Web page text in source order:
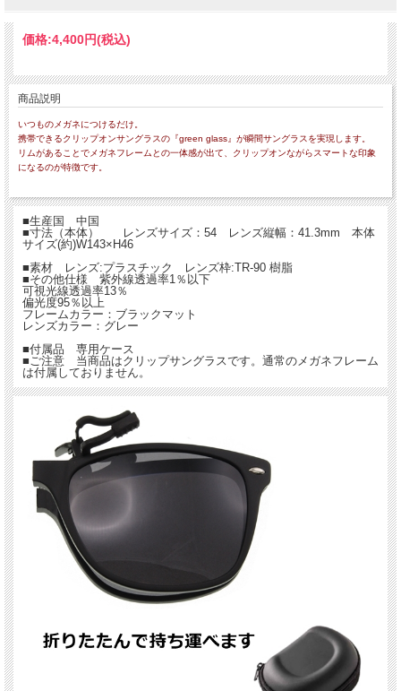
価格:4,400円(税込)
商品説明
いつものメガネにつけるだけ。
携帯できるクリップオンサングラスの『green glass』が瞬間サングラスを実現します。
リムがあることでメガネフレームとの一体感が出て、クリップオンながらスマートな印象
になるのが特徴です。
■生産国 中国
■寸法（本体） レンズサイズ：54 レンズ縦幅：41.3mm 本体
サイズ(約)W143×H46
■素材 レンズ:プラスチック レンズ枠:TR-90 樹脂
■その他仕様 紫外線透過率1％以下
可視光線透過率13％
偏光度95％以上
フレームカラー：ブラックマット
レンズカラー：グレー
■付属品 専用ケース
■ご注意 当商品はクリップサングラスです。通常のメガネフレーム
は付属しておりません。